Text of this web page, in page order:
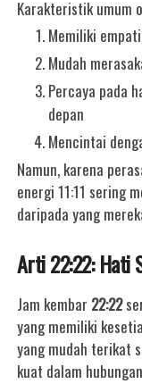
Karakteristik umum
Memiliki
Mudah
Percaya pada
depan
Mencintai
Namun, karena
energi 11:11 sering
daripada yang
Arti 22:22: Hati
Jam kembar 22:22
yang memiliki
yang mudah terikat
kuat dalam